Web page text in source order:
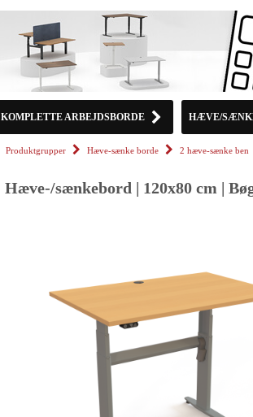
KOMPLETTE ARBEJDSBORDE HÆVE/
Produktgrupper Hæve-sænke borde 2 hæve-sænke ben
Hæve-/sænkebord | 120x80 cm |